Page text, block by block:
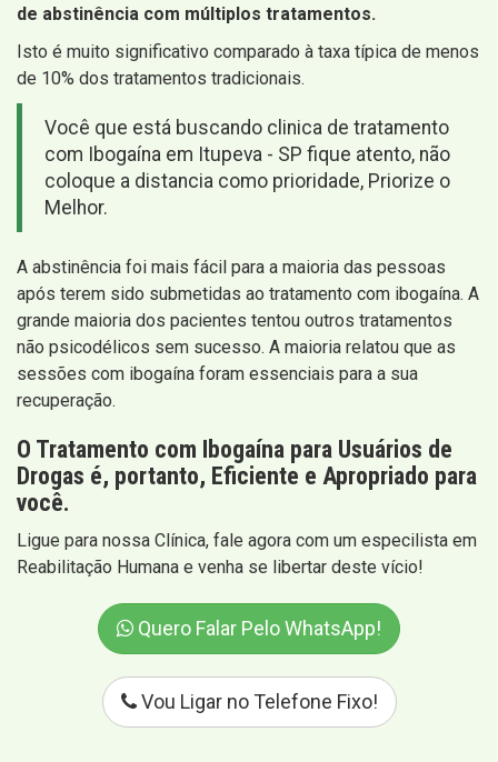
de abstinência com múltiplos tratamentos.
Isto é muito significativo comparado à taxa típica de menos
de 10% dos tratamentos tradicionais.
Você que está buscando clinica de tratamento
com Ibogaína em Itupeva - SP fique atento, não
coloque a distancia como prioridade, Priorize o
Melhor.
A abstinência foi mais fácil para a maioria das pessoas
após terem sido submetidas ao tratamento com ibogaína. A
grande maioria dos pacientes tentou outros tratamentos
não psicodélicos sem sucesso. A maioria relatou que as
sessões com ibogaína foram essenciais para a sua
recuperação.
O Tratamento com Ibogaína para Usuários de
Drogas é, portanto, Eficiente e Apropriado para
você.
Ligue para nossa Clínica, fale agora com um especilista em
Reabilitação Humana e venha se libertar deste vício!
Quero Falar Pelo WhatsApp!
Vou Ligar no Telefone Fixo!